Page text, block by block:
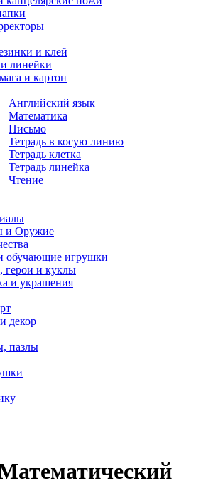
и клей
линейки
и картон
Английский язык
Математика
Письмо
Тетрадь в косую линию
Тетрадь клетка
Тетрадь линейка
Чтение
и Оружие
обучающие игрушки
герои и куклы
и украшения
декор
пазлы